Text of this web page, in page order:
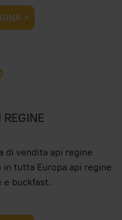
>
di vendita api regine
tutta Europa api regine
e buckfast.